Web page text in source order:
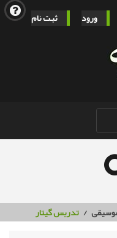
ورود ثبت نام
تدریس گیتار